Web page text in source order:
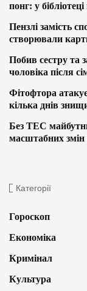
понг: у
Пензлі замість
створювали
Побив сестру та
чоловіка після
Фітофтора
кілька днів
Без ТЕС
масштабних
Категорії
Гороскоп
Економіка
Кримінал
Культура